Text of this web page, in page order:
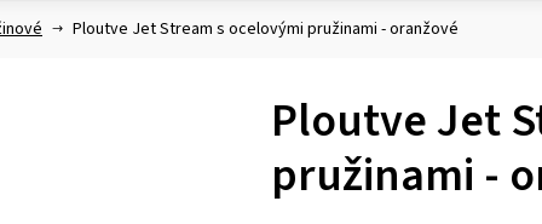
Ploutve Jet Stream s ocelovými pružinami - oranžové
Ploutve Jet
pružinami -